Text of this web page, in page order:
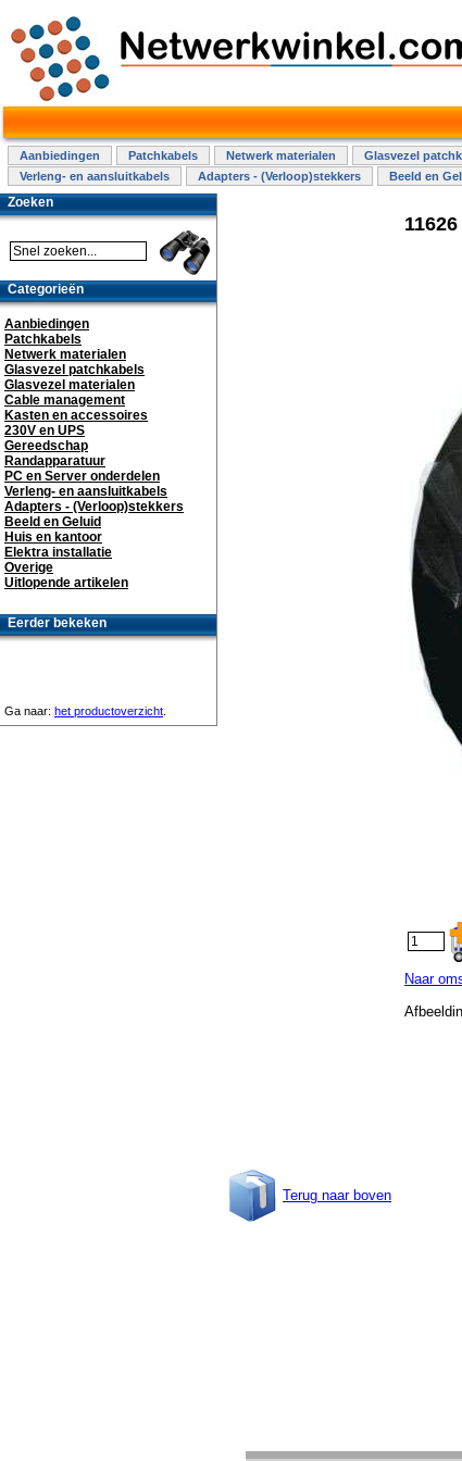
Aanbiedingen Patchkabels Netwerk materialen Glasvezel
Verleng- en aansluitkabels
Adapters - (Verloop)stekkers Beeld en
Naar
Terug naar boven
Zoeken
Categorieën
Aanbiedingen
Patchkabels
Netwerk materialen
Glasvezel patchkabels
Glasvezel materialen
Cable management
Kasten en accessoires
230V en UPS
Gereedschap
Randapparatuur
PC en Server onderdelen
Verleng- en aansluitkabels
Adapters - (Verloop)stekkers
Beeld en Geluid
Huis en kantoor
Elektra installatie
Overige
Uitlopende artikelen
Eerder bekeken
Ga naar: het productoverzicht